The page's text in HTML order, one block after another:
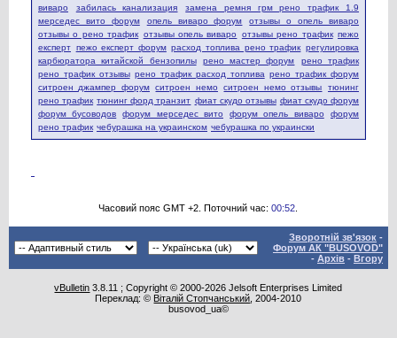
виваро
забилась канализация
замена ремня грм рено трафик 1.9
мерседес вито форум
опель виваро форум
отзывы о опель виваро
отзывы о рено трафик отзывы опель виваро отзывы рено трафик пежо
експерт пежо експерт форум расход топлива рено трафик регулировка
карбюратора китайской бензопилы
рено мастер форум
рено трафик
рено трафик отзывы рено трафик расход топлива рено трафик форум
ситроен джампер форум ситроен немо ситроен немо отзывы
тюнинг
рено трафик тюнинг форд транзит фиат скудо отзывы фиат скудо форум
форум бусоводов
форум мерседес вито форум опель виваро
форум
рено трафик чебурашка на украинском чебурашка по украински
Часовий пояс GMT +2. Поточний час:00:52
Зворотній зв'язок -
Форум АК "BUSOVOD"
- Архів - Вгору
vBulletin 3.8.11 ; Copyright © 2000-2026 Jelsoft Enterprises Limited
Переклад: © Віталій Стопчанський , 2004-2010
busovod_ua©